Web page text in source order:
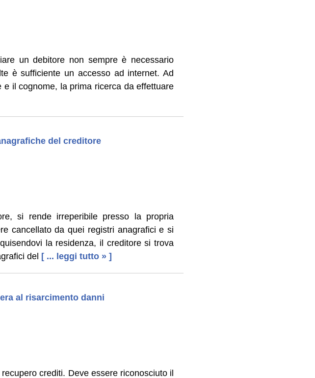
un debitore non sempre è necessario
è sufficiente un accesso ad internet. Ad
il cognome, la prima ricerca da effettuare
del creditore
si rende irreperibile presso la propria
cancellato da quei registri anagrafici e si
la residenza, il creditore si trova
del [ ... leggi tutto » ]
al risarcimento danni
crediti. Deve essere riconosciuto il